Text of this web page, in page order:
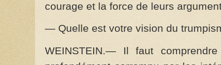
courage et la force de leurs
— Quelle est votre vision du
WEINSTEIN.— Il faut